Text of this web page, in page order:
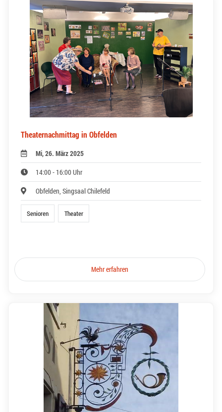
Theaternachmittag in Obfelden
Mi, 26. März 2025
14:00 - 16:00 Uhr
Obfelden, Singsaal Chilefeld
Senioren Theater
Mehr erfahren